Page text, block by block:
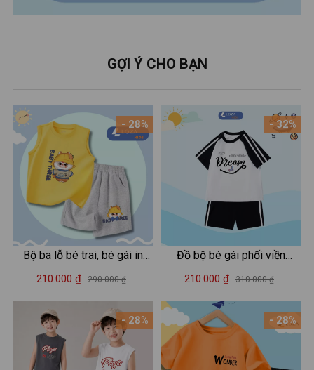
GỢI Ý CHO BẠN
- 28%
Bộ ba lỗ bé trai, bé gái in
hình Baby Three - Loza Kids
210.000 ₫ 290.000 ₫
- 28%
- 32%
Đồ bộ bé gái phối viền
Dream - Quần áo cho bé
Kids BF311
210.000 ₫ 310.000 ₫
- 28%